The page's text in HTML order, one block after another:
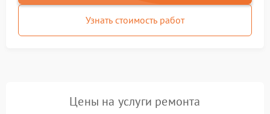
Узнать стоимость работ
Цены на услуги ремонта